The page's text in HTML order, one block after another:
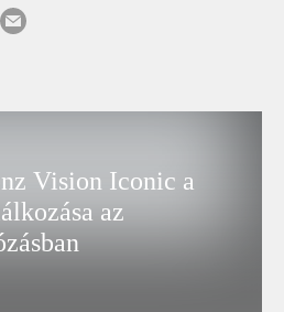
Vision Iconic a
az